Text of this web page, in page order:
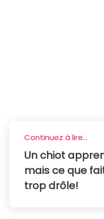
Continuez à lire...
Un chiot
mais ce que
trop drôle!